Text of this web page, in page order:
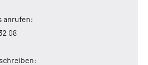
anrufen:
08